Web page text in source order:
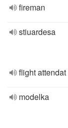
fireman
stiuardesa
flight attendat
modelka